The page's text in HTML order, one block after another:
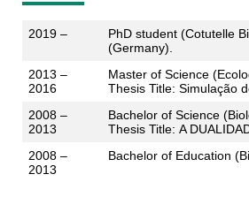
2019 –
PhD student (Cotutelle
(Germany).
2013 –
2016
Master of Science
Thesis Title: Simulação
2008 –
2013
Bachelor of Science
Thesis Title: A
2008 –
2013
Bachelor of Education